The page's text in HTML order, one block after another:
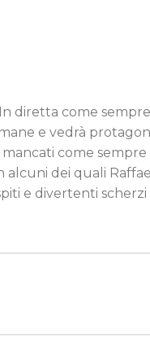
diretta come
e vedrà
come sempre
alcuni dei quali
e divertenti